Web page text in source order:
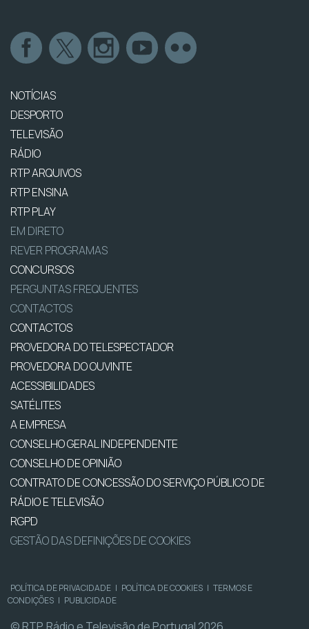
NOTÍCIAS
DESPORTO
TELEVISÃO
RÁDIO
RTP ARQUIVOS
RTP ENSINA
RTP PLAY
EM DIRETO
REVER PROGRAMAS
CONCURSOS
PERGUNTAS FREQUENTES
CONTACTOS
CONTACTOS
PROVEDORA DO TELESPECTADOR
PROVEDORA DO OUVINTE
ACESSIBILIDADES
SATÉLITES
A EMPRESA
CONSELHO GERAL INDEPENDENTE
CONSELHO DE OPINIÃO
CONTRATO DE CONCESSÃO DO SERVIÇO PÚBLICO DE
RÁDIO E TELEVISÃO
RGPD
GESTÃO DAS DEFINIÇÕES DE COOKIES
POLÍTICA DE PRIVACIDADE | POLÍTICA DE COOKIES | TERMOS E
CONDIÇÕES | PUBLICIDADE
© RTP, Rádio e Televisão de Portugal 2026